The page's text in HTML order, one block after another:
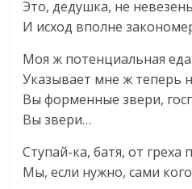
Это, дедушка, не
И исход вполне
Моя ж потенциальная еда
Указывает мне ж теперь
Вы форменные звери,
Вы звери…
Ступай-ка, батя, от греха
Мы, если нужно, сами